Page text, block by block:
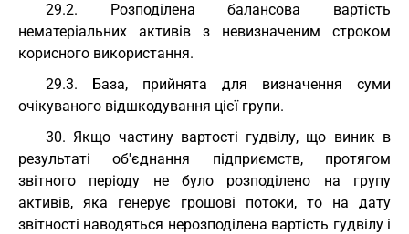
29.2. Розподілена балансова вартість
нематеріальних активів з невизначеним строком
корисного використання.
29.3. База, прийнята для визначення суми
очікуваного відшкодування цієї групи.
30. Якщо частину вартості гудвілу, що виник в
результаті об'єднання підприємств, протягом
звітного періоду не було розподілено на групу
активів, яка генерує грошові потоки, то на дату
звітності наводяться нерозподілена вартість гудвілу і